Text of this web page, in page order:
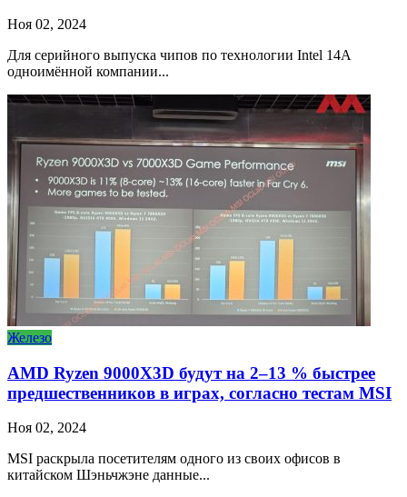
Ноя 02, 2024
Для серийного выпуска чипов по технологии Intel 14A
одноимённой компании...
Железо
AMD Ryzen 9000X3D будут на 2–13 % быстрее
предшественников в играх, согласно тестам MSI
Ноя 02, 2024
MSI раскрыла посетителям одного из своих офисов в
китайском Шэньчжэне данные...